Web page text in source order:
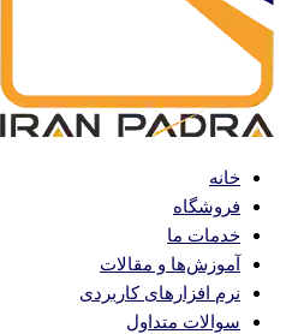
خانه
فروشگاه
خدمات ما
آموزش‌ها و مقالات
نرم افزارهای کاربردی
سوالات متداول